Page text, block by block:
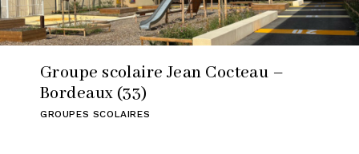
Groupe scolaire Jean Cocteau –
Bordeaux (33)
GROUPES SCOLAIRES